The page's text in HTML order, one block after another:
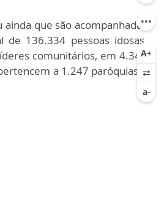
ainda que são acompanhadas
de 136.334 pessoas idosas,
comunitários, em 4.349
a 1.247 paróquias e